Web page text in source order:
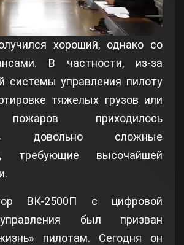
Video
хороший, однако со
В частности, из-за
системы управления пилоту
тяжелых грузов или
приходилось
довольно сложные
требующие высочайшей
ВК-2500П с цифровой
был призван
пилотам. Сегодня он